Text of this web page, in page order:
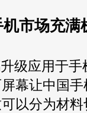
市场充满
应用于手
幕让中国
以分为材